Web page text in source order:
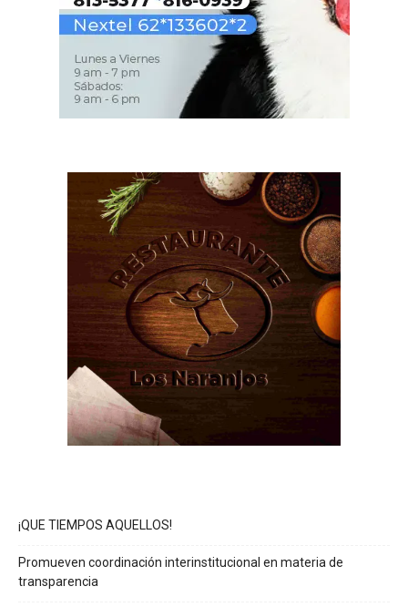
¡QUE TIEMPOS AQUELLOS!
Promueven coordinación interinstitucional en materia de
transparencia